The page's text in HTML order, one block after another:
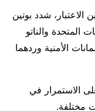
الاعتبار، شدد بوتين
والناتو
الأمنية وردهما
الاستمرار في
مختلفة.